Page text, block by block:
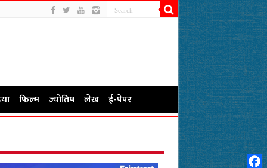
फिल्म ज्योतिष लेख ई-पेपर